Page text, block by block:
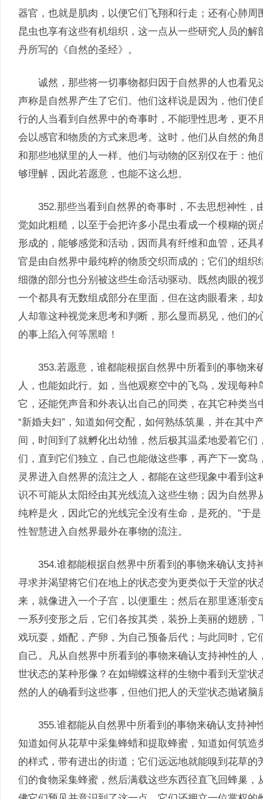
器官，也就是肌肉，以便它们飞翔和行走；还有心肺
昆虫也享有这些有机组织，这一点从一些研究人员的
丹所写的《自然的圣经》。
诚然，那些将一切事物都归因于自然界的人也看见
声称是自然界产生了它们。他们这样说是因为，他们
行的人当看到自然界中的奇事时，不能理性思考，更
会以感官和物质的方式来思考。这时，他们从自然的
和那些地狱里的人一样。他们与动物的区别仅在于：
够理解，因此若愿意，也能不这么想。
352.那些当看到自然界的奇事时，不去思想神性，
觉如此粗糙，以至于会把许多小昆虫看成一个模糊的
形成的，能够感觉和活动，因而具有纤维和血管，还
官是由自然界中最纯粹的物质交织而成的；它们的组
细微的部分也分别被这些生命活动驱动。既然肉眼的
一个都具有无数组成部分在里面，但在这肉眼看来，
人却靠这种视觉来思考和判断，那么显而易见，他们
的事上陷入何等黑暗！
353.若愿意，谁都能根据自然界中所看到的事物来
人，也能如此行。如，当他观察空中的飞鸟，发现每
它，还能凭声音和外表认出自己的同类，在其它种类
“新婚夫妇”，知道如何交配，如何熟练筑巢，并在其中
间，时间到了就孵化出幼雏，然后极其温柔地爱着它
们，直到它们独立，自己也能做这些事，再产下一窝
灵界进入自然界的流注之人，都能在这些现象中看到
识不可能从太阳经由其光线流入这些生物；因为自然
纯粹是火，因此它的光线完全没有生命，是死的。”于
性智慧进入自然界最外在事物的流注。
354.谁都能根据自然界中所看到的事物来确认支持
寻求并渴望将它们在地上的状态变为更类似于天堂的
来，就像进入一个子宫，以便重生；然后在那里逐渐
一系列变形之后，它们各按其类，装扮上美丽的翅膀
戏玩耍，婚配，产卵，为自己预备后代；与此同时，
自己。凡从自然界中所看到的事物来确认支持神性的
世状态的某种形像？在如蝴蝶这样的生物中看到天堂
然的人的确看到这些事，但他们把人的天堂状态抛诸
355.谁都能从自然界中所看到的事物来确认支持神
知道如何从花草中采集蜂蜡和提取蜂蜜，知道如何筑
的样式，带有进出的街道；它们远远地就能嗅到花草
们的食物采集蜂蜜，然后满载这些东西径直飞回蜂巢